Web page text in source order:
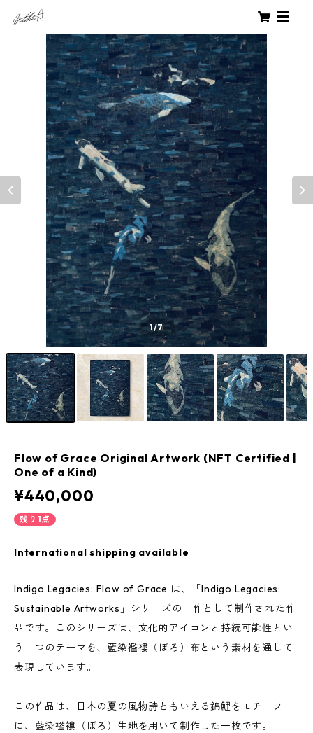
1/7
Flow of Grace Original Artwork (NFT Certified |
One of a Kind)
¥440,000
残り1点
International shipping available
Indigo Legacies: Flow of Grace は、「Indigo Legacies:
Sustainable Artworks」シリーズの一作として制作された作
品です。このシリーズは、文化的アイコンと持続可能性とい
う二つのテーマを、藍染襤褸（ぼろ）布という素材を通して
表現しています。
この作品は、日本の夏の風物詩ともいえる錦鯉をモチーフ
に、藍染襤褸（ぼろ）生地を用いて制作した一枚です。